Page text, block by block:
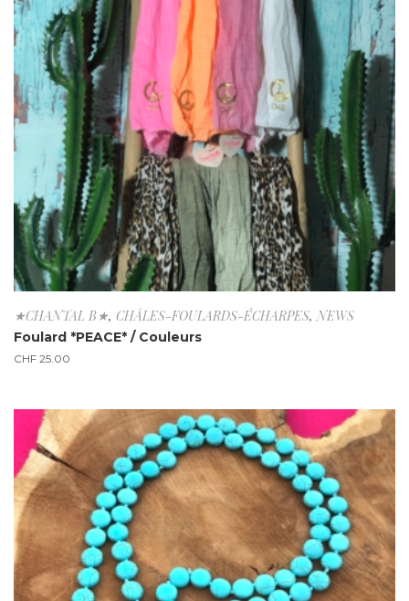
★CHANTAL B★, CHÂLES-FOULARDS-ÉCHARPES,NEWS
Foulard *PEACE* / Couleurs
CHF 25.00